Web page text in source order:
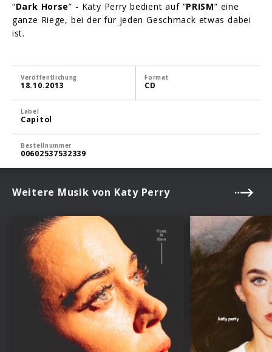
“Dark Horse” - Katy Perry bedient auf “PRISM” eine
ganze Riege, bei der für jeden Geschmack etwas dabei
ist.
Veröffentlichung
18.10.2013
Format
CD
Label
Capitol
Bestellnummer
00602537532339
Weitere Musik von Katy Perry